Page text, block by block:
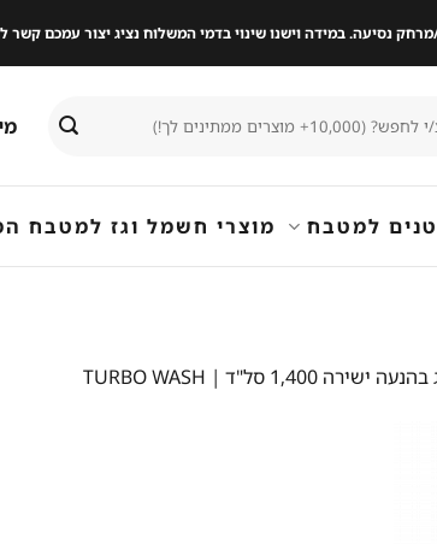
נסיעה. במידה וישנו שינוי בדמי המשלוח נציג יצור עמכם
למטבח מוצרי חשמל וגז למטבח